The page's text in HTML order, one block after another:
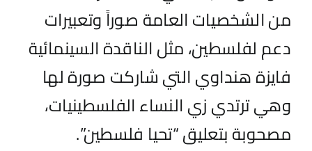
من الشخصيات العامة صوراًوتعبيرات
دعم لفلسطين، مثل الناقدة السينمائية
فايزة هنداوي التي شاركت صورة لها
وهي ترتدي زي النساء الفلسطينيات،
مصحوبة بتعليق “تحيا فلسطين”.